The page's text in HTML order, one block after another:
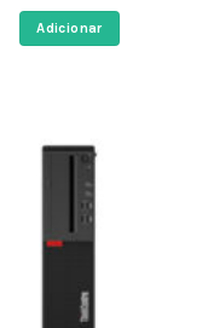
era:
523,00 €.
Adicionar